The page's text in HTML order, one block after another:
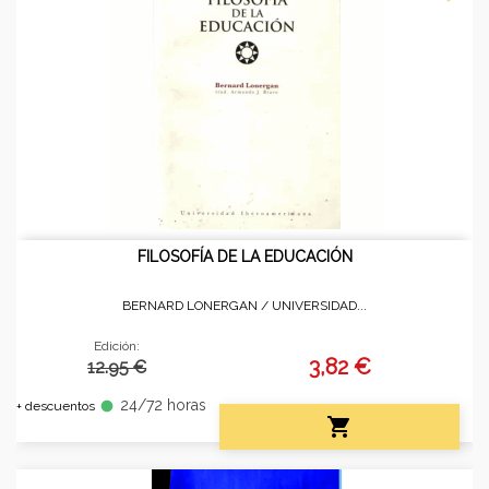
FILOSOFÍA DE LA EDUCACIÓN
BERNARD LONERGAN / UNIVERSIDAD...
Edición:
12.95 €
+ descuentos fiber_manual_record 24/72 horas
3,82 €
